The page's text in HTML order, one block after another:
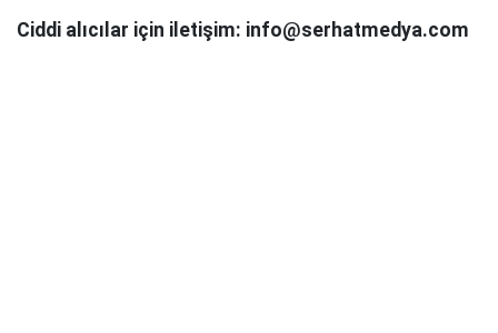
Ciddi alıcılar için iletişim: info@serhatmedya.com